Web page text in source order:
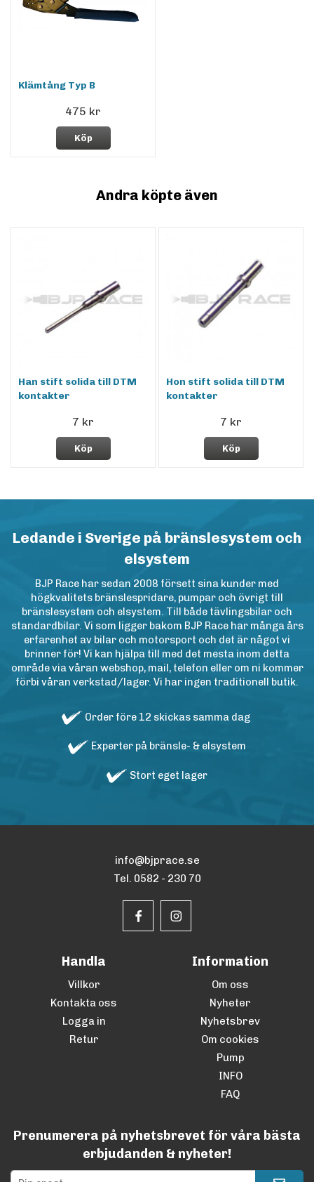
Klämtång Typ B
475 kr
Köp
Andra köpte även
Han stift solida till DTM
kontakter
7 kr
Köp
Hon stift solida till DTM
kontakter
7 kr
Köp
Ledande i Sverige på bränslesystem och
elsystem
BJP Race har sedan 2008 försett sina kunder med
högkvalitets bränslespridare, pumpar och övrigt till
bränslesystem och elsystem. Till både tävlingsbilar och
standardbilar. Vi som ligger bakom BJP Race har många års
erfarenhet av bilar och motorsport och det är något vi
brinner för! Vi kan hjälpa till med det mesta inom detta
område via våran webshop, mail, telefon eller om ni kommer
förbi våran verkstad/lager. Vi har ingen traditionell butik.
Order före 12 skickas samma dag
Experter på bränsle- & elsystem
Stort eget lager
info@bjprace.se
Tel. 0582 - 230 70
Handla
Villkor
Kontakta oss
Logga in
Retur
Information
Om oss
Nyheter
Nyhetsbrev
Om cookies
Pump
INFO
FAQ
Prenumerera på nyhetsbrevet för våra bästa
erbjudanden & nyheter!